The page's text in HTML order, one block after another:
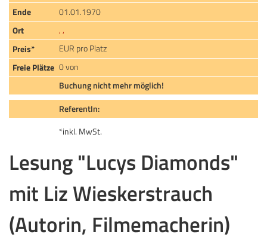
01.01.1970
, ,
EUR pro Platz
0 von
Buchung nicht mehr möglich!
ReferentIn:
*inkl. MwSt.
Lesung "Lucys Diamonds"
mit Liz Wieskerstrauch
(Autorin, Filmemacherin)